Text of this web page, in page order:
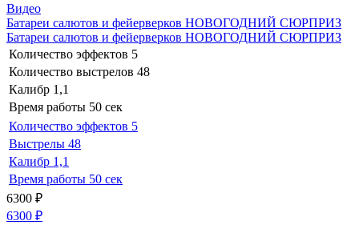
Видео
Батареи салютов и фейерверков НОВОГОДНИЙ СЮРПРИЗ
Батареи салютов и фейерверков НОВОГОДНИЙ СЮРПРИЗ
Количество эффектов 5
Количество выстрелов 48
Калибр 1,1
Время работы 50 сек
Количество эффектов 5
Выстрелы 48
Калибр 1,1
Время работы 50 сек
6300 ₽
6300 ₽